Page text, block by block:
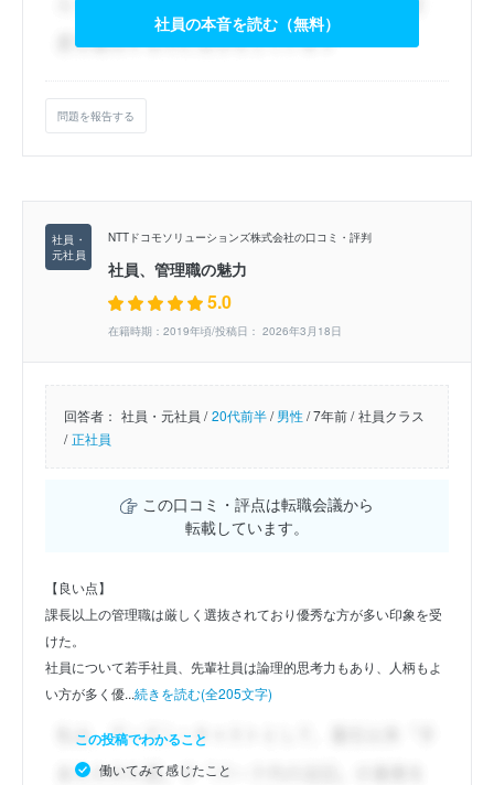
社員の本音を読む（無料）
問題を報告する
NTTドコモソリューションズ株式会社の口コミ・評判
社員、管理職の魅力
5.0
在籍時期：2019年頃/投稿日： 2026年3月18日
回答者： 社員・元社員 / 20代前半/男性/7年前 / 社員クラス
/ 正社員
この口コミ・評点は転職会議から
転載しています。
【良い点】
課長以上の管理職は厳しく選抜されており優秀な方が多い印象を受
けた。
社員について若手社員、先輩社員は論理的思考力もあり、人柄もよ
い方が多く優...続きを読む(全205文字)
この投稿でわかること
働いてみて感じたこと